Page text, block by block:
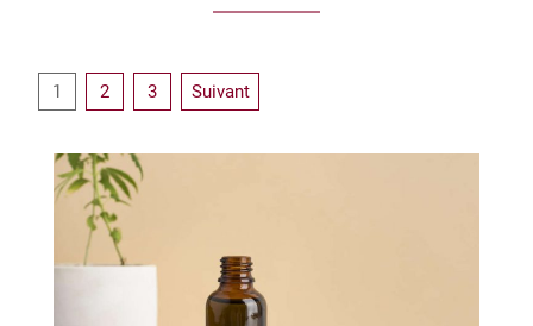
Navigation
articles
1 2 3 Suivant